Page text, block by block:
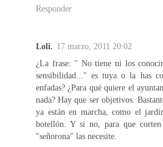
Responder
Loli. 17 marzo, 2011 20:02
¿La frase: " No tiene ni los
sensibilidad..." es tuya o la has
enfadas? ¿Para qué quiere el
nada? Hay que ser objetivos.
ya están en marcha, como el
botellón. Y si no, para que
"señorona" las necesite.